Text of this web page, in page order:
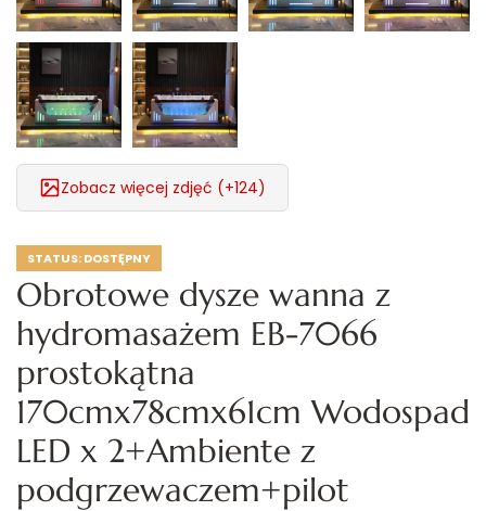
Zobacz więcej zdjęć (+124)
STATUS:DOSTĘPNY
Obrotowe dysze wanna z
hydromasażem EB-7066
prostokątna
170cmx78cmx61cm Wodospad
LED x 2+Ambiente z
podgrzewaczem+pilot